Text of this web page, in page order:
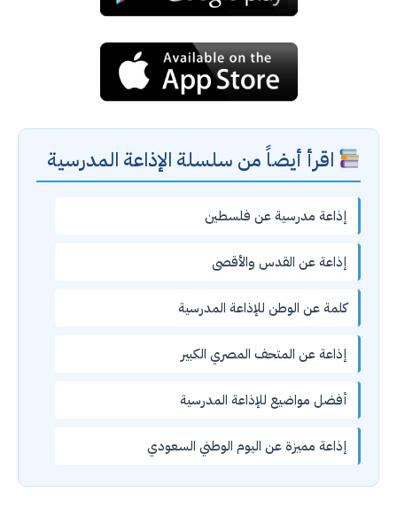
اقرأ أيضاً من سلسلة الإذاعة المدرسية
إذاعة مدرسية عن فلسطين
إذاعة عن القدس والأقصى
كلمة عن الوطن للإذاعة المدرسية
إذاعة عن المتحف المصري الكبير
أفضل مواضيع للإذاعة المدرسية
إذاعة مميزة عن اليوم الوطني السعودي